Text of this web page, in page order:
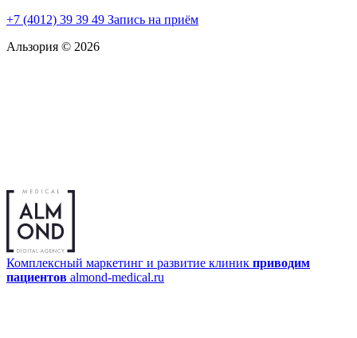
+7 (4012) 39 39 49 Запись на приём
Альзория © 2026
Комплексный маркетинг и развитие клиник приводим
пациентов almond-medical.ru